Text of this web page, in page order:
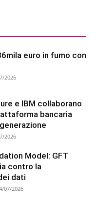
euro in fumo con
2026
e IBM collaborano
bancaria
2026
Model: GFT
contro la
dati
07/2026